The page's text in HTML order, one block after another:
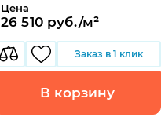
Цена
26 510 руб./м²
Заказ в 1 клик
В корзину